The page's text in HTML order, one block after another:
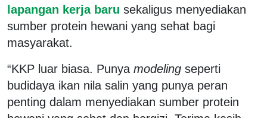
lapangan kerja baru sekaligus menyediakan
sumber protein hewani yang sehat bagi
masyarakat.
“KKP luar biasa. Punya modeling seperti
budidaya ikan nila salin yang punya peran
penting dalam menyediakan sumber protein